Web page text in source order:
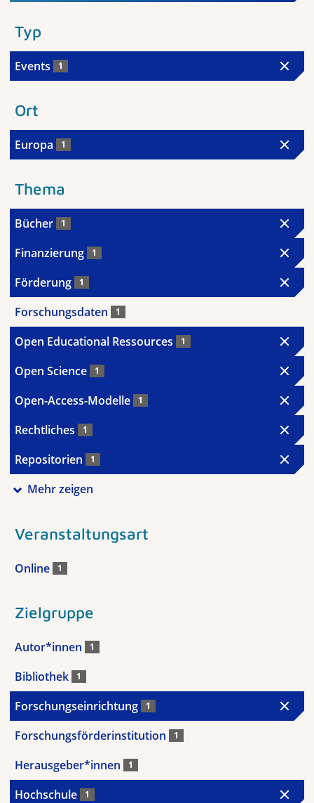
Typ
Events 1
Ort
Europa 1
Thema
Bücher 1
Finanzierung 1
Förderung 1
Forschungsdaten 1
Open Educational Ressources 1
Open Science 1
Open-Access-Modelle 1
Rechtliches 1
Repositorien 1
Mehr zeigen
Veranstaltungsart
Online 1
Zielgruppe
Autor*innen 1
Bibliothek 1
Forschungseinrichtung 1
Forschungsförderinstitution 1
Herausgeber*innen 1
Hochschule 1